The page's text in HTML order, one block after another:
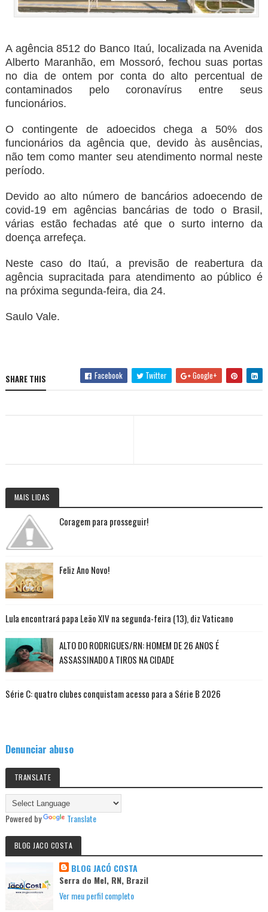
A agência 8512 do Banco Itaú, localizada na Avenida
Alberto Maranhão, em Mossoró, fechou suas portas
no dia de ontem por conta do alto percentual de
contaminados pelo coronavírus entre seus
funcionários.
O contingente de adoecidos chega a 50% dos
funcionários da agência que, devido às ausências,
não tem como manter seu atendimento normal neste
período.
Devido ao alto número de bancários adoecendo de
covid-19 em agências bancárias de todo o Brasil,
várias estão fechadas até que o surto interno da
doença arrefeça.
Neste caso do Itaú, a previsão de reabertura da
agência supracitada para atendimento ao público é
na próxima segunda-feira, dia 24.
Saulo Vale.
SHARE THIS Facebook Twitter Google+
MAIS LIDAS
Coragem para prosseguir!
Feliz Ano Novo!
Lula encontrará papa Leão XIV na segunda-feira (13), diz Vaticano
ALTO DO RODRIGUES/RN: HOMEM DE 26 ANOS É
ASSASSINADO A TIROS NA CIDADE
Série C: quatro clubes conquistam acesso para a Série B 2026
Denunciar abuso
TRANSLATE
Powered by Translate
BLOG JACO COSTA
BLOG JACÓ COSTA
Serra do Mel, RN, Brazil
Ver meu perfil completo